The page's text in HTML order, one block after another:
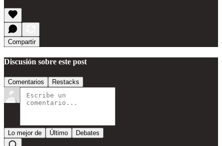
Compartir
Discusión sobre este post
Comentarios Restacks
Lo mejor de Último Debates